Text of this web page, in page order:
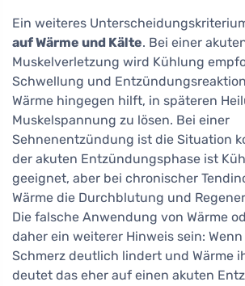
Ein weiteres
auf Wärme und Kälte. Bei einer
Muskelverletzung wird Kühlung
Schwellung und
Wärme hingegen hilft, in späteren
Muskelspannung zu lösen. Bei einer
Sehnenentzündung ist die Situation
der akuten Entzündungsphase ist
geeignet, aber bei chronischer
Wärme die Durchblutung und
Die falsche Anwendung von Wärme
daher ein weiterer Hinweis sein:
Schmerz deutlich lindert und Wärme
deutet das eher auf einen akuten